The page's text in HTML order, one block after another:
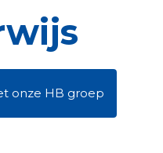
onze HB groep